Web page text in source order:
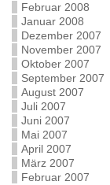
Februar 2008
Januar 2008
Dezember 2007
November 2007
Oktober 2007
September 2007
August 2007
Juli 2007
Juni 2007
Mai 2007
April 2007
März 2007
Februar 2007